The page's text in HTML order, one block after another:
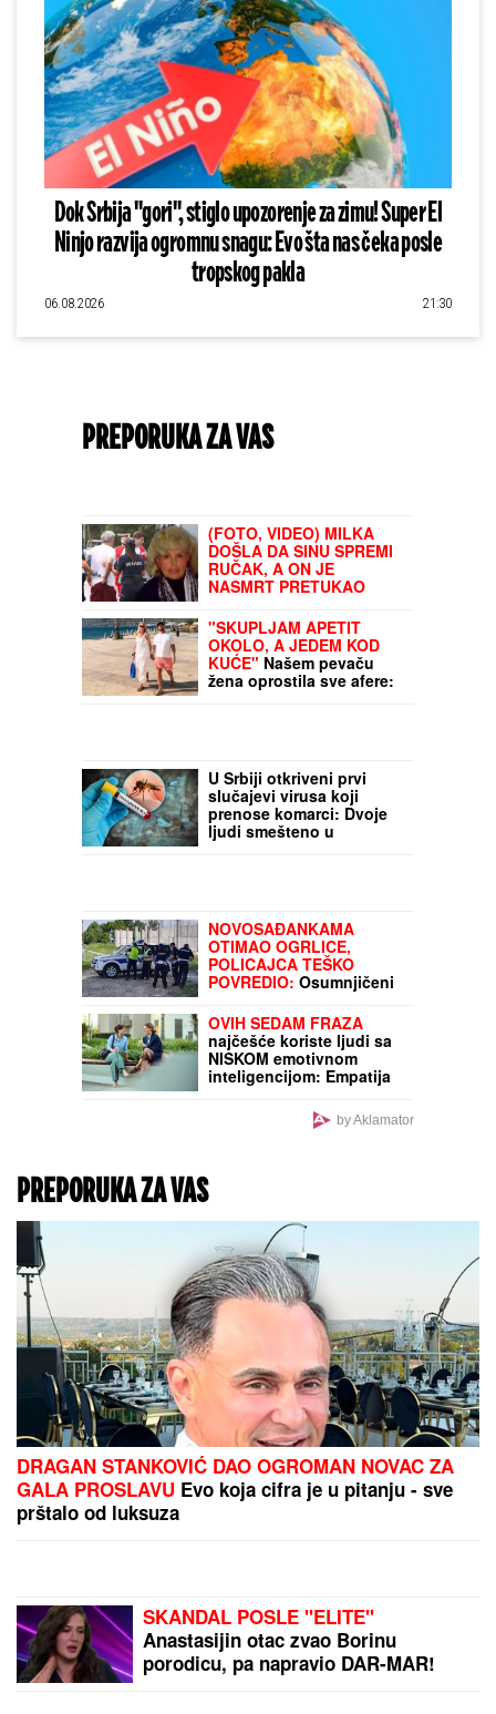
Dok Srbija "gori", stiglo upozorenje za zimu! Super El
Ninjo razvija ogromnu snagu: Evo šta nas čeka posle
tropskog pakla
06.08.2026 21:30
PREPORUKA ZA VAS
(FOTO, VIDEO) MILKA
DOŠLA DA SINU SPREMI
RUČAK, A ON JE
NASMRT PRETUKAO
Beogradu: Čuli se KRICI i
zapomaganje, policija
osumnjičenog izvela
krvavih nogu
"SKUPLJAM APETIT
OKOLO, A JEDEM KOD
KUĆE" Našem pevaču
žena oprostila sve afere:
U Srbiji otkriveni prvi
slučajevi virusa koji
prenose komarci: Dvoje
ljudi smešteno u
NOVOSAĐANKAMA
OTIMAO OGRLICE,
POLICAJCA TEŠKO
POVREDIO: Osumnjičeni
odmah sprovoeden u
VPD u Kruševcu
OVIH SEDAM FRAZA
najčešće koriste ljudi sa
NISKOM emotivnom
inteligencijom: Empatija
uspešne međuljudske
odnose mogu da
by Aklamator
PREPORUKA ZA VAS
DRAGAN STANKOVIĆ DAO OGROMAN NOVAC ZA
GALA PROSLAVU Evo koja cifra je u pitanju - sve
prštalo od luksuza
SKANDAL POSLE "ELITE"
Anastasijin otac zvao Borinu
porodicu, pa napravio DAR-MAR!